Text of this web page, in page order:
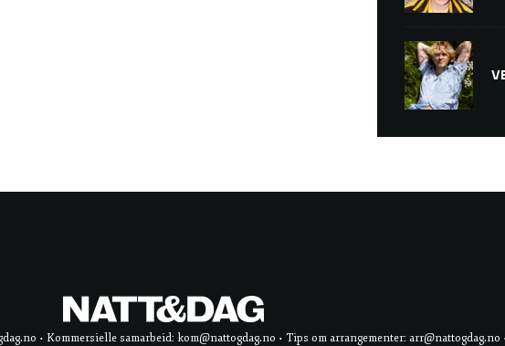
• Kommersielle samarbeid: kom@nattogdag.no • Tips om arrangementer: